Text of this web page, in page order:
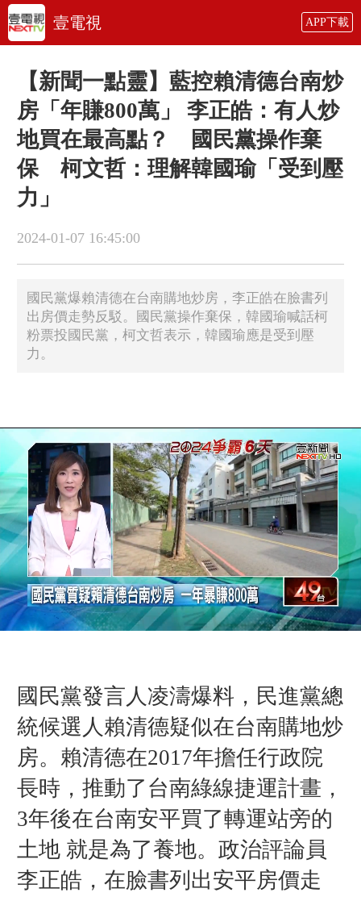
壹電視 APP下載
【新聞一點靈】藍控賴清德台南炒
房「年賺800萬」 李正皓：有人炒
地買在最高點？ 國民黨操作棄
保 柯文哲：理解韓國瑜「受到壓
力」
2024-01-07 16:45:00
國民黨爆賴清德在台南購地炒房，李正皓在臉書列
出房價走勢反駁。國民黨操作棄保，韓國瑜喊話柯
粉票投國民黨，柯文哲表示，韓國瑜應是受到壓
力。
國民黨發言人凌濤爆料，民進黨總
統候選人賴清德疑似在台南購地炒
房。賴清德在2017年擔任行政院
長時，推動了台南綠線捷運計畫，
3年後在台南安平買了轉運站旁的
土地 就是為了養地。政治評論員
李正皓，在臉書列出安平房價走